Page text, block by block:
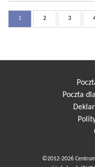
1 2 3
Poczta
©2012-2026